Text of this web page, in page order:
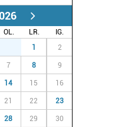
OL. LR.
IG.
1 2
7 8 9
14 15 16
21 22 23
28 29 30